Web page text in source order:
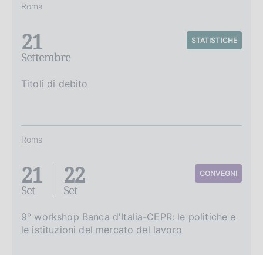
Roma
21
Settembre
STATISTICHE
Titoli di debito
Roma
21
Set
22
Set
CONVEGNI
9° workshop Banca d'Italia-CEPR: le politiche e
le istituzioni del mercato del lavoro